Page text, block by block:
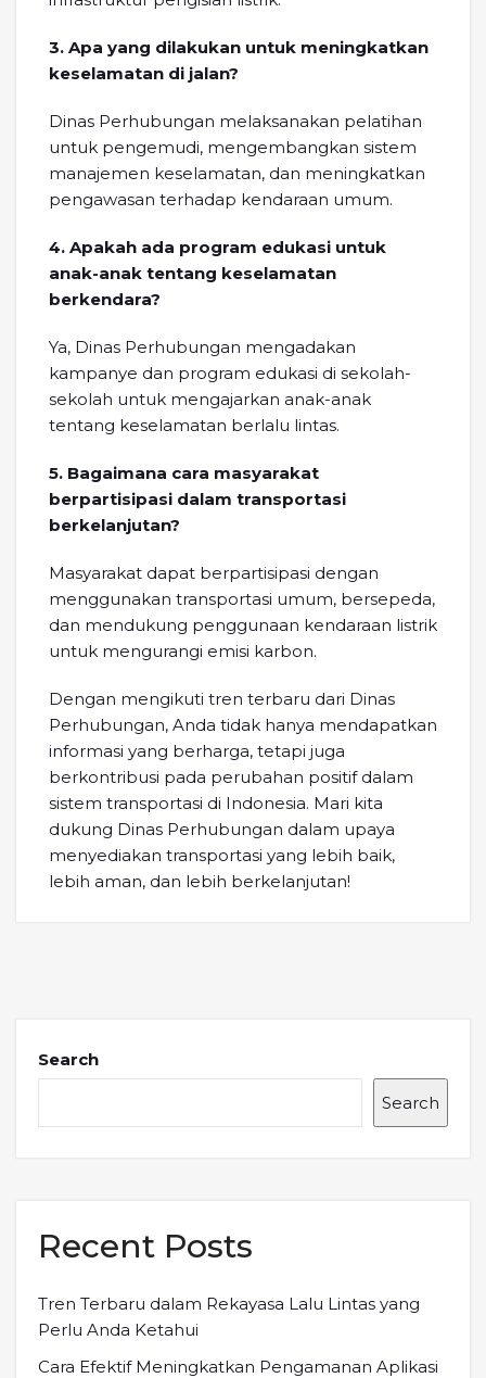
3. Apa yang dilakukan untuk meningkatkan
keselamatan di jalan?
Dinas Perhubungan melaksanakan pelatihan
untuk pengemudi, mengembangkan sistem
manajemen keselamatan, dan meningkatkan
pengawasan terhadap kendaraan umum.
4. Apakah ada program edukasi untuk
anak-anak tentang keselamatan
berkendara?
Ya, Dinas Perhubungan mengadakan
kampanye dan program edukasi di sekolah-
sekolah untuk mengajarkan anak-anak
tentang keselamatan berlalu lintas.
5. Bagaimana cara masyarakat
berpartisipasi dalam transportasi
berkelanjutan?
Masyarakat dapat berpartisipasi dengan
menggunakan transportasi umum, bersepeda,
dan mendukung penggunaan kendaraan listrik
untuk mengurangi emisi karbon.
Dengan mengikuti tren terbaru dari Dinas
Perhubungan, Anda tidak hanya mendapatkan
informasi yang berharga, tetapi juga
berkontribusi pada perubahan positif dalam
sistem transportasi di Indonesia. Mari kita
dukung Dinas Perhubungan dalam upaya
menyediakan transportasi yang lebih baik,
lebih aman, dan lebih berkelanjutan!
Search
Search
Recent Posts
Tren Terbaru dalam Rekayasa Lalu Lintas yang
Perlu Anda Ketahui
Cara Efektif Meningkatkan Pengamanan Aplikasi